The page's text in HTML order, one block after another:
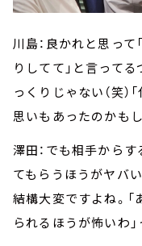
川島：良かれと思って
りしてて」と言ってる
っくりじゃない（笑）
思いもあったのかも
澤田：でも相手から
てもらうほうがヤバ
結構大変ですよね。
られるほうが怖いわ